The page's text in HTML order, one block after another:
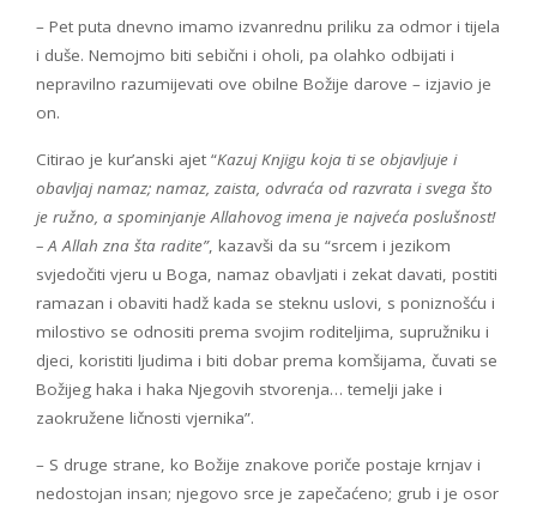
– Pet puta dnevno imamo izvanrednu priliku za odmor i tijela
i duše. Nemojmo biti sebični i oholi, pa olahko odbijati i
nepravilno razumijevati ove obilne Božije darove – izjavio je
on.
Citirao je kur’anski ajet “Kazuj Knjigu koja ti se objavljuje i
obavljaj namaz; namaz, zaista, odvraća od razvrata i svega što
je ružno, a spominjanje Allahovog imena je najveća poslušnost!
– A Allah zna šta radite”, kazavši da su “srcem i jezikom
svjedočiti vjeru u Boga, namaz obavljati i zekat davati, postiti
ramazan i obaviti hadž kada se steknu uslovi, s poniznošću i
milostivo se odnositi prema svojim roditeljima, supružniku i
djeci, koristiti ljudima i biti dobar prema komšijama, čuvati se
Božijeg haka i haka Njegovih stvorenja… temelji jake i
zaokružene ličnosti vjernika”.
– S druge strane, ko Božije znakove poriče postaje krnjav i
nedostojan insan; njegovo srce je zapečaćeno; grub i je osor